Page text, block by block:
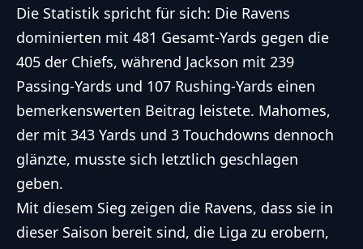
Die Statistik spricht für sich: Die Ravens
dominierten mit 481 Gesamt-Yards gegen die
405 der Chiefs, während Jackson mit 239
Passing-Yards und 107 Rushing-Yards einen
bemerkenswerten Beitrag leistete. Mahomes,
der mit 343 Yards und 3 Touchdowns dennoch
glänzte, musste sich letztlich geschlagen
geben.
Mit diesem Sieg zeigen die Ravens, dass sie in
dieser Saison bereit sind, die Liga zu erobern,